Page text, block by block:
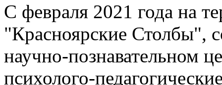
С февраля 2021 года на
"Красноярские Столбы",
научно-познавательном
психолого-